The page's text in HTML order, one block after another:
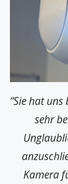
“Sie hat
sehr
Kamera